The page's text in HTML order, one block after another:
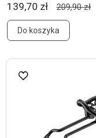
139,70 zł 209,90 zł
Do koszyka